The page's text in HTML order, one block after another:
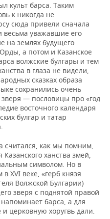
культ барса. Таким
к никогда не
сюда привели сначала
весьма уважавшие его
на землях будущего
а потом и Казанское
волжские булгары и тем
в глаза не видели,
сказках образа
сохранились очень
— пословицы про «год
восточного календаря
булгар и татар
считался, как мы помним,
ханства змей,
символом. Но в
XVI веке, «герб князя
Волжской Булгарии)
зверя с поднятой правой
барса, а для
церковную хоругвь дали.